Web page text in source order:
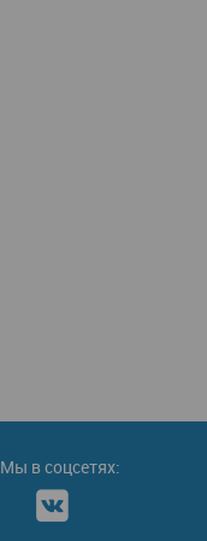
Мы в соцсетях: